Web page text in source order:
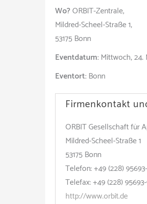
Wo?ORBIT-Zentrale,
Mildred-Scheel-Straße 1,
53175 Bonn
Eventdatum:Mittwoch, 24.
Eventort:Bonn
Firmenkontakt
ORBIT Gesellschaft für
Mildred-Scheel-Straße 1
53175 Bonn
Telefon: +49 (228)
Telefax: +49 (228)
http://www.orbit.de